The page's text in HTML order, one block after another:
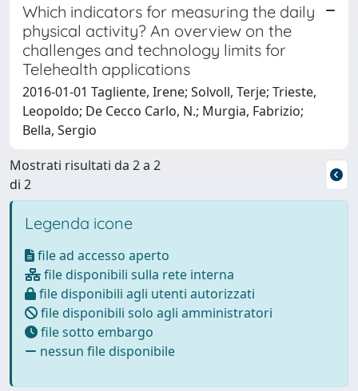
Which indicators for measuring the daily
physical activity? An overview on the
challenges and technology limits for
Telehealth applications
2016-01-01 Tagliente, Irene; Solvoll, Terje; Trieste,
Leopoldo; De Cecco Carlo, N.; Murgia, Fabrizio;
Bella, Sergio
Mostrati risultati da 2 a 2
di 2
Legenda icone
file ad accesso aperto
file disponibili sulla rete interna
file disponibili agli utenti autorizzati
file disponibili solo agli amministratori
file sotto embargo
nessun file disponibile